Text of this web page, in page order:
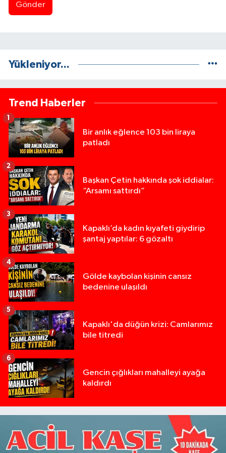
Gönder
Yükleniyor...
Trend Haberler
Bir anlık eğlence 103 bin liraya
patladı
1
Başkan Çetin hakkında şok iddialar:
“Arsamı sattırdı”
2
Kapaklı’da kadın kıyafeti giydirip
şantaj yaptılar: 6 gözaltı
3
Gölde kaybolan kişinin cansız
bedenine ulaşıldı
4
Kapaklı'da düğün krizi: Camlarımız
bile titredi
5
Gencin çığlıkları mahalleyi ayağa
kaldırdı
6